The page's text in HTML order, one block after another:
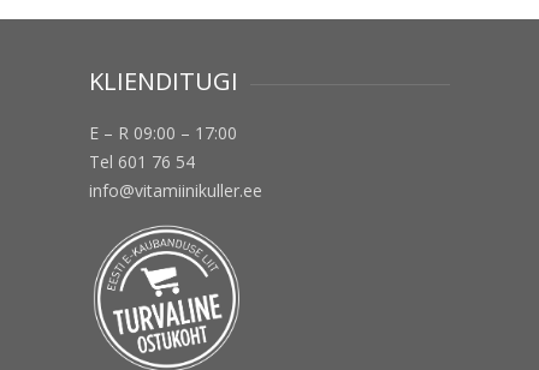
KLIENDITUGI
E – R 09:00 – 17:00
Tel 601 76 54
info@vitamiinikuller.ee